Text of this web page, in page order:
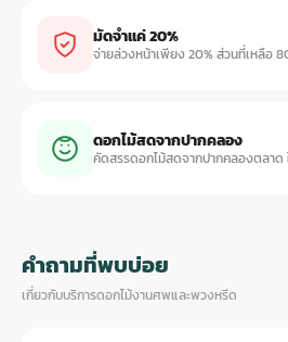
มัดจำแค่ 20%
จ่ายล่วงหน้าเพียง 20% ส่วนที่เหลือ
ดอกไม้สดจากปากคลอง
คัดสรรดอกไม้สดจากปากคลองตลาด
คำถามที่พบบ่อย
เกี่ยวกับบริการดอกไม้งานศพและพวงหรีด